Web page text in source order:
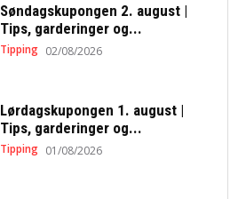
Søndagskupongen 2. august |
Tips, garderinger og...
Tipping 02/08/2026
Lørdagskupongen 1. august |
Tips, garderinger og...
Tipping 01/08/2026